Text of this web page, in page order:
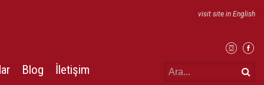
Blog İletişim
visit site in English